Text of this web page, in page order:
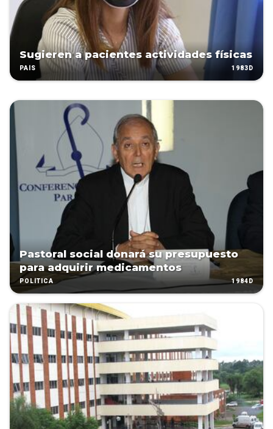
Sugieren a pacientes actividades físicas
PAÍS 1983D
Pastoral social donará su presupuesto
para adquirir medicamentos
POLÍTICA 1984D